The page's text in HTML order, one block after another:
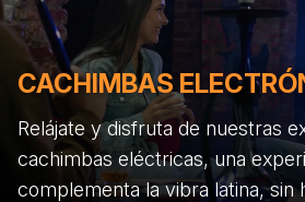
CACHIMBAS
Relájate y disfruta de nuestras
cachimbas eléctricas, una
complementa la vibra latina, sin